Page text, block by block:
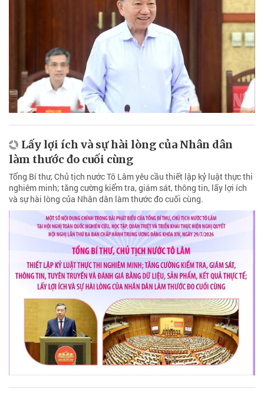
Lấy lợi ích và sự hài lòng của Nhân dân
làm thước đo cuối cùng
Tổng Bí thư, Chủ tịch nước Tô Lâm yêu cầu thiết lập kỷ luật thực thi
nghiêm minh; tăng cường kiểm tra, giám sát, thông tin, lấy lợi ích
và sự hài lòng của Nhân dân làm thước đo cuối cùng.